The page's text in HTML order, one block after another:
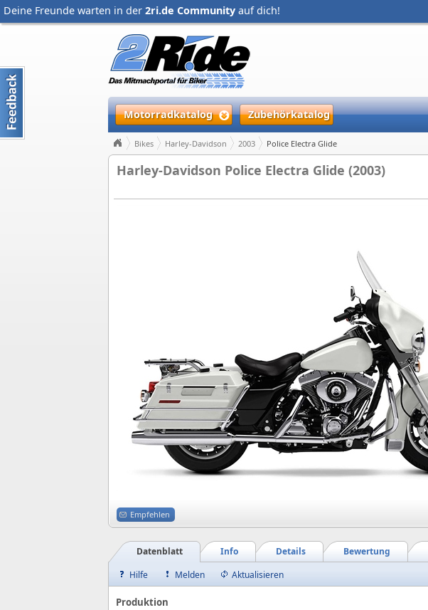
Deine Freunde warten in der 2ri.de Community auf dich!
Motorradkatalog Zubehörkatalog
Bikes Harley-Davidson 2003 Police Electra Glide
Harley-Davidson Police Electra Glide (2003)
Empfehlen
Bewertung
Details
Info
Datenblatt
Hilfe
Melden Aktualisieren
Produktion